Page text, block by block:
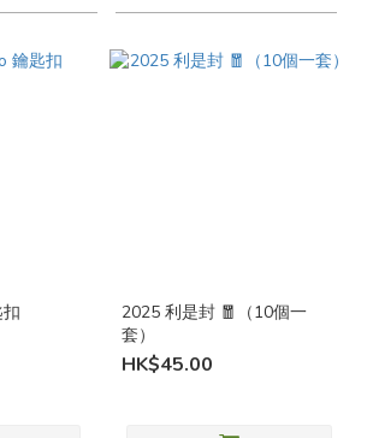
2025 利是封 🧧（10個一
套）
HK$45.00